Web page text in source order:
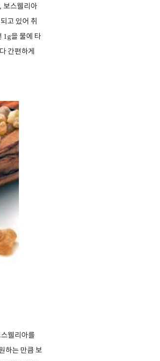
, 보스웰리아
고 있어 취
1g을 물에 타
간편하게
웰리아를
하는 만큼 보